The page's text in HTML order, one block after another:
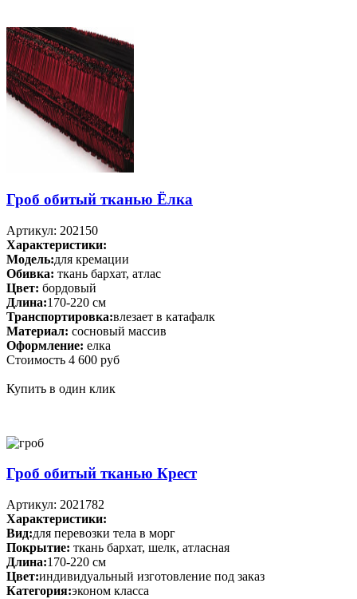
Гроб обитый тканью Ёлка
Артикул: 202150
Характеристики:
Модель:для кремации
Обивка: ткань бархат, атлас
Цвет: бордовый
Длина:170-220 см
Транспортировка:влезает в катафалк
Материал: сосновый массив
Оформление: елка
Стоимость 4 600 руб
Купить в один клик
Гроб обитый тканью Крест
Артикул: 2021782
Характеристики:
Вид:для перевозки тела в морг
Покрытие: ткань бархат, шелк, атласная
Длина:170-220 см
Цвет:индивидуальный изготовление под заказ
Категория:эконом класса